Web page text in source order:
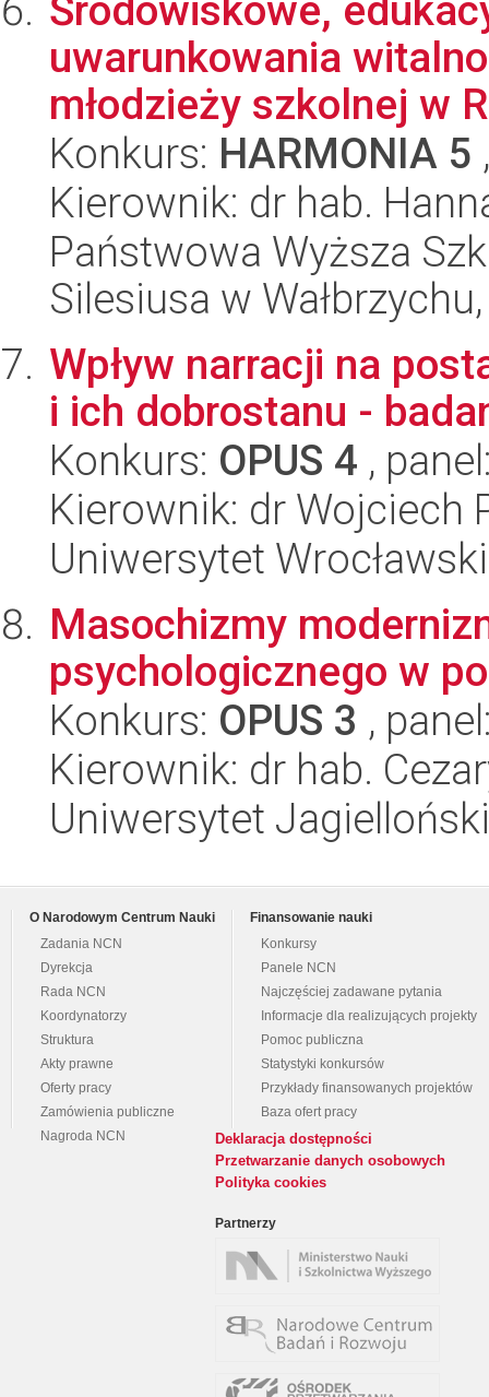
Środowiskowe,
uwarunkowania
młodzieży szkolnej w
Konkurs: HARMONIA 5
Kierownik: dr hab.
Państwowa Wyższa
Silesiusa w
Wpływ narracji na
i ich dobrostanu -
Konkurs: OPUS 4 ,
Kierownik: dr Wojciech
Uniwersytet
Masochizmy
psychologicznego w
Konkurs: OPUS 3 ,
Kierownik: dr hab.
Uniwersytet
O Narodowym Centrum Nauki
Zadania NCN
Dyrekcja
Rada NCN
Koordynatorzy
Struktura
Akty prawne
Oferty pracy
Zamówienia publiczne
Nagroda NCN
Finansowanie nauki
Konkursy
Panele NCN
Najczęściej zadawane pytania
Informacje dla realizujących projekty
Pomoc publiczna
Statystyki konkursów
Przykłady finansowanych projektów
Baza ofert pracy
Deklaracja dostępności
Przetwarzanie danych osobowych
Polityka cookies
Partnerzy